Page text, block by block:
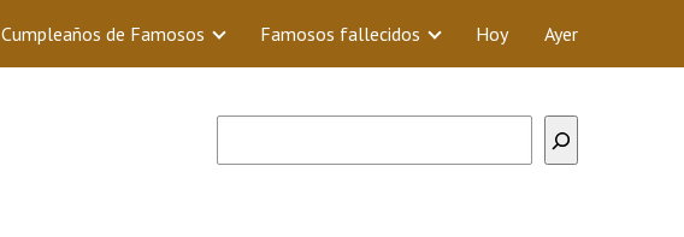
Cumpleaños de Famosos Famosos fallecidos Hoy Ayer